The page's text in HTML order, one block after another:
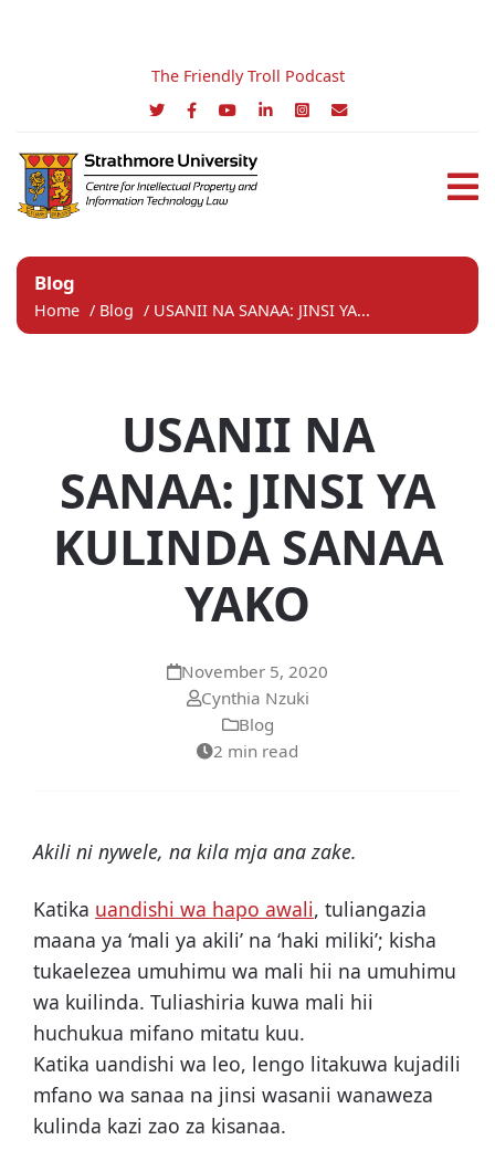
The Friendly Troll Podcast
Blog
Home / Blog / USANII NA SANAA: JINSI YA...
USANII NA
SANAA: JINSI YA
KULINDA SANAA
YAKO
November 5, 2020
Cynthia Nzuki
Blog
2 min read
Akili ni nywele, na kila mja ana zake.
Katika uandishi wa hapo awali, tuliangazia
maana ya ‘mali ya akili’ na ‘haki miliki’; kisha
tukaelezea umuhimu wa mali hii na umuhimu
wa kuilinda. Tuliashiria kuwa mali hii
huchukua mifano mitatu kuu.
Katika uandishi wa leo, lengo litakuwa kujadili
mfano wa sanaa na jinsi wasanii wanaweza
kulinda kazi zao za kisanaa.